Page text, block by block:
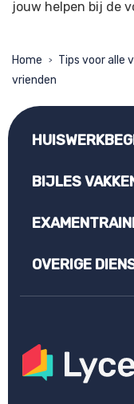
jouw helpen bij de
Home > Tips voor alle
vrienden
BIJLES
OVERIGE